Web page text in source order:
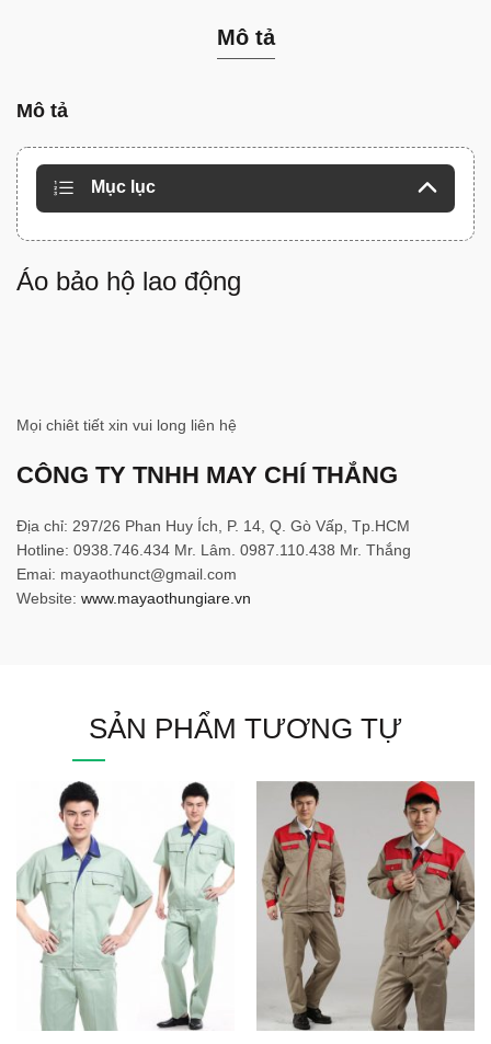
Mô tả
Mô tả
Mục lục
Áo bảo hộ lao động
Mọi chiêt tiết xin vui long liên hệ
CÔNG TY TNHH MAY CHÍ THẮNG
Địa chỉ: 297/26 Phan Huy Ích, P. 14, Q. Gò Vấp, Tp.HCM
Hotline: 0938.746.434 Mr. Lâm. 0987.110.438 Mr. Thắng
Emai: mayaothunct@gmail.com
Website: www.mayaothungiare.vn
SẢN PHẨM TƯƠNG TỰ